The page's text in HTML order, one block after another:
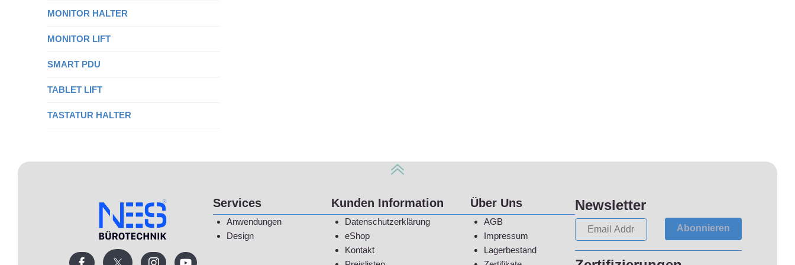
MONITOR HALTER
MONITOR LIFT
SMART PDU
TABLET LIFT
TASTATUR HALTER
Services
Anwendungen
Design
Kunden Information
Datenschutzerklärung
eShop
Kontakt
Über Uns
AGB
Impressum
Lagerbestand
Newsletter
Abonnieren